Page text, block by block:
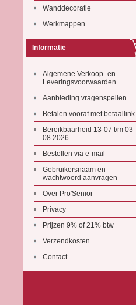
Wanddecoratie
Werkmappen
Informatie
Algemene Verkoop- en
Leveringsvoorwaarden
Aanbieding vragenspellen
Betalen vooraf met betaallink
Bereikbaarheid 13-07 t/m 03-
08 2026
Bestellen via e-mail
Gebruikersnaam en
wachtwoord aanvragen
Over Pro'Senior
Privacy
Prijzen 9% of 21% btw
Verzendkosten
Contact